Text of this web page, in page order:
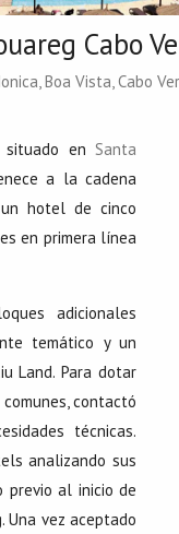
Cabo
Boa Vista, Cabo
situado enSanta
a la cadena
hotel de cinco
en primera línea
adicionales
temático y un
Land. Para dotar
contactó
técnicas.
analizando sus
previo al inicio de
vez aceptado